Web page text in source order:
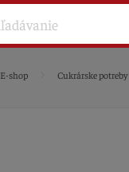
E-shop Cukrárske potreby